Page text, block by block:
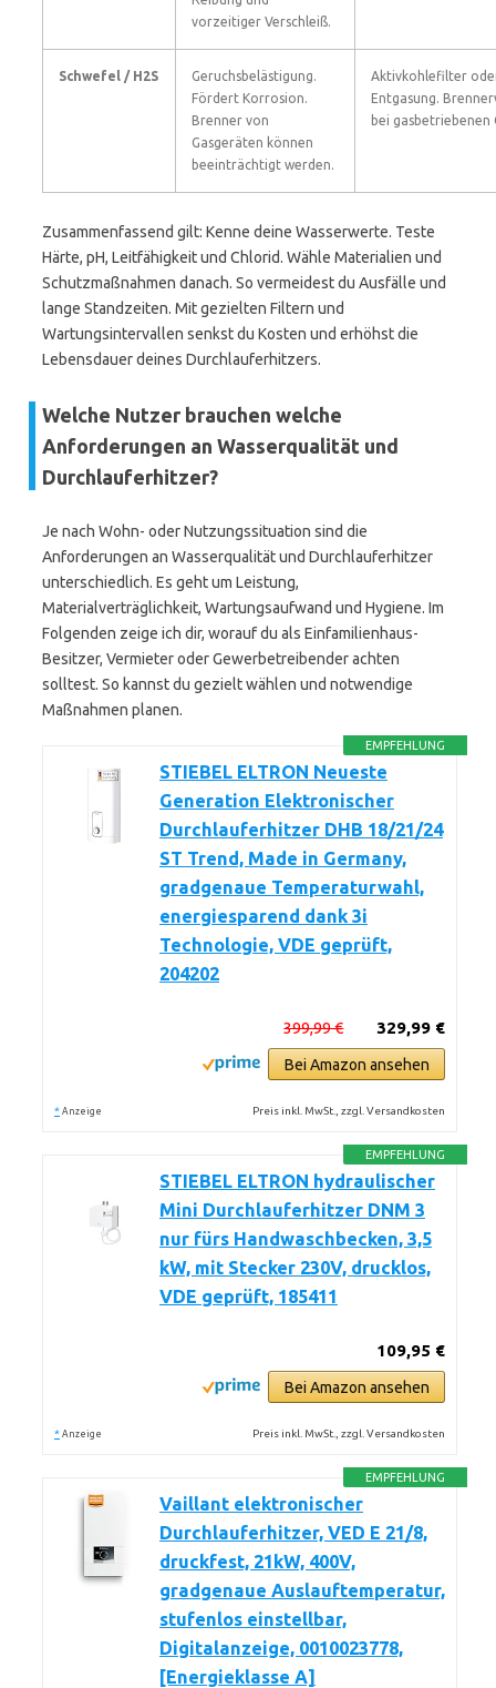
vorzeitiger Verschleiß.
Schwefel / H2S
Geruchsbelästigung.
Fördert Korrosion.
Brenner von
Gasgeräten können
beeinträchtigt werden.
Aktivkohlefilter
Entgasung.
bei gasbetriebenen
Zusammenfassend gilt: Kenne deine Wasserwerte. Teste
Härte, pH, Leitfähigkeit und Chlorid. Wähle Materialien und
Schutzmaßnahmen danach. So vermeidest du Ausfälle und
lange Standzeiten. Mit gezielten Filtern und
Wartungsintervallen senkst du Kosten und erhöhst die
Lebensdauer deines Durchlauferhitzers.
Welche Nutzer brauchen welche
Anforderungen an Wasserqualität und
Durchlauferhitzer?
Je nach Wohn- oder Nutzungssituation sind die
Anforderungen an Wasserqualität und Durchlauferhitzer
unterschiedlich. Es geht um Leistung,
Materialverträglichkeit, Wartungsaufwand und Hygiene. Im
Folgenden zeige ich dir, worauf du als Einfamilienhaus-
Besitzer, Vermieter oder Gewerbetreibender achten
solltest. So kannst du gezielt wählen und notwendige
Maßnahmen planen.
EMPFEHLUNG
STIEBEL ELTRON Neueste
Generation Elektronischer
Durchlauferhitzer DHB 18/21/24
ST Trend, Made in Germany,
gradgenaue Temperaturwahl,
energiesparend dank 3i
Technologie, VDE geprüft,
204202
329,99 €
399,99 €
Bei Amazon ansehen
* Anzeige Preis inkl. MwSt., zzgl. Versandkosten
EMPFEHLUNG
STIEBEL ELTRON hydraulischer
Mini Durchlauferhitzer DNM 3
nur fürs Handwaschbecken, 3,5
kW, mit Stecker 230V, drucklos,
VDE geprüft, 185411
109,95 €
Bei Amazon ansehen
* Anzeige Preis inkl. MwSt., zzgl. Versandkosten
EMPFEHLUNG
Vaillant elektronischer
Durchlauferhitzer, VED E 21/8,
druckfest, 21kW, 400V,
gradgenaue Auslauftemperatur,
stufenlos einstellbar,
Digitalanzeige, 0010023778,
[Energieklasse A]